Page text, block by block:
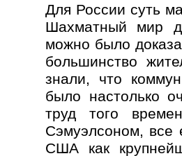
Для России суть
Шахматный мир
можно было
большинство
знали, что
было настолько
труд того
Сэмуэлсоном, все
США как